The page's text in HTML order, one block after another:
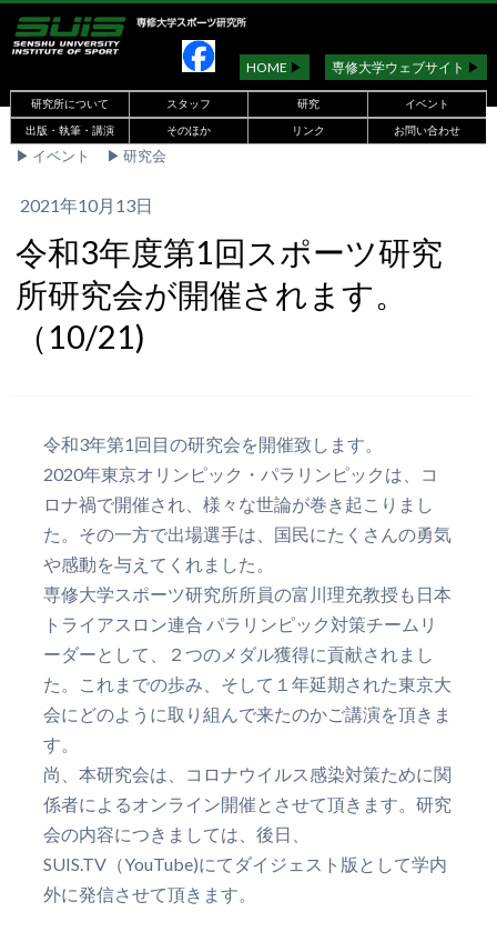
HOME ▶︎ 専修大学ウェブサイト ▶︎
研究所について スタッフ 研究
イベント
出版・執筆・講演
そのほか リンク お問い合わせ
▶︎ イベント ▶︎ 研究会
2021年10月13日
令和3年度第1回スポーツ研究
所研究会が開催されます。
（10/21)
令和3年第1回目の研究会を開催致します。
2020年東京オリンピック・パラリンピックは、コ
ロナ禍で開催され、様々な世論が巻き起こりまし
た。その一方で出場選手は、国民にたくさんの勇気
や感動を与えてくれました。
専修大学スポーツ研究所所員の富川理充教授も日本
トライアスロン連合 パラリンピック対策チームリ
ーダーとして、２つのメダル獲得に貢献されまし
た。これまでの歩み、そして１年延期された東京大
会にどのように取り組んで来たのかご講演を頂きま
す。
尚、本研究会は、コロナウイルス感染対策ために関
係者によるオンライン開催とさせて頂きます。研究
会の内容につきましては、後日、
SUIS.TV（YouTube)にてダイジェスト版として学内
外に発信させて頂きます。